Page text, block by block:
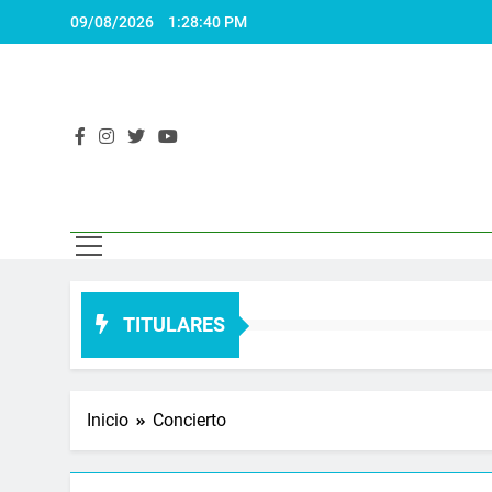
09/08/2026 1:28:41 PM
El
TITULARES
Inicio Concierto